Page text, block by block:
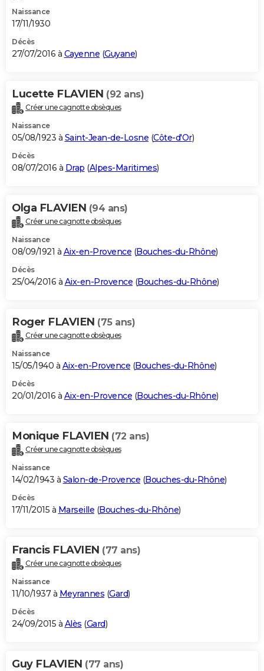
Naissance
17/11/1930
Décès
27/07/2016 à Cayenne (Guyane)
Lucette FLAVIEN (92 ans)
Créer une cagnotte obsèques
Naissance
05/08/1923 à Saint-Jean-de-Losne (Côte-d'Or)
Décès
08/07/2016 à Drap (Alpes-Maritimes)
Olga FLAVIEN (94 ans)
Créer une cagnotte obsèques
Naissance
08/09/1921 à Aix-en-Provence (Bouches-du-Rhône)
Décès
25/04/2016 à Aix-en-Provence (Bouches-du-Rhône)
Roger FLAVIEN (75 ans)
Créer une cagnotte obsèques
Naissance
15/05/1940 à Aix-en-Provence (Bouches-du-Rhône)
Décès
20/01/2016 à Aix-en-Provence (Bouches-du-Rhône)
Monique FLAVIEN (72 ans)
Créer une cagnotte obsèques
Naissance
14/02/1943 à Salon-de-Provence (Bouches-du-Rhône)
Décès
17/11/2015 à Marseille (Bouches-du-Rhône)
Francis FLAVIEN (77 ans)
Créer une cagnotte obsèques
Naissance
11/10/1937 à Meyrannes (Gard)
Décès
24/09/2015 à Alès (Gard)
Guy FLAVIEN (77 ans)